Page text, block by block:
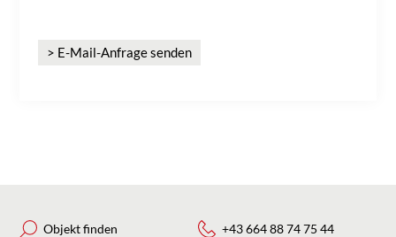
> E-Mail-Anfrage senden
Objekt finden +43 664 88 74 75 44